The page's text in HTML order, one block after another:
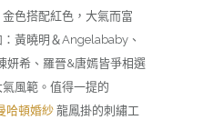
色搭配紅色，大氣而富
黃曉明＆Angelababy、
妍希、羅晉&唐嫣皆爭相選
風範。值得一提的
哈頓婚紗 龍鳳掛的刺繡工